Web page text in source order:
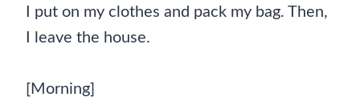
I put on my clothes and pack my bag. Then,
I leave the house.
[Morning]